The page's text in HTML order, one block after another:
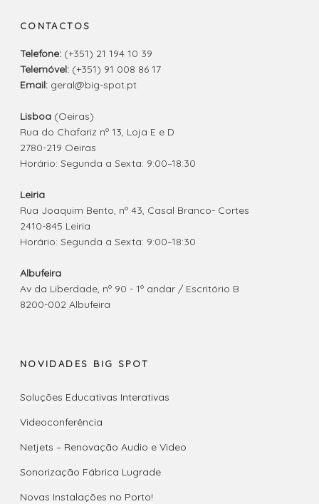
CONTACTOS
Telefone: (+351) 21 194 10 39
Telemóvel: (+351) 91 008 86 17
Email: geral@big-spot.pt
Lisboa (Oeiras)
Rua do Chafariz nº 13, Loja E e D
2780-219 Oeiras
Horário: Segunda a Sexta: 9:00–18:30
Leiria
Rua Joaquim Bento, nº 43, Casal Branco- Cortes
2410-845 Leiria
Horário: Segunda a Sexta: 9:00–18:30
Albufeira
Av da Liberdade, nº 90 - 1º andar / Escritório B
8200-002 Albufeira
NOVIDADES BIG SPOT
Soluções Educativas Interativas
Videoconferência
Netjets – Renovação Audio e Video
Sonorização Fábrica Lugrade
Novas Instalações no Porto!